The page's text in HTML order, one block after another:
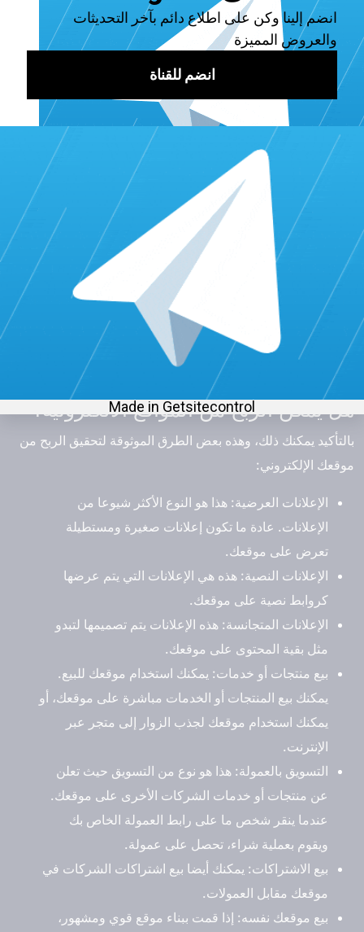
كم زائر تحتاج لتربح 100 دولار؟
لكي تحقق الربح من موقعك، هناك العديد من العوامل التي تؤثر
على حساب الربح وقد تتغير في أي وقت. إذا افترضنا أنك تكسب
متوسط ​​10 دولارات لكل ألف زائر، فستحتاج إلى 10,000 زائر
لكسب 100 دولار.
كما يجب أن نلاحظ أن جميع الزوار ليسوا متساويين. فبعض الزوار
أكثر احتمالية للدخول على الإعلانات أو إجراء عمليات الشراء من
غيرهم. وهذا يعني أنه تحتاج 10,000 زائر قابل للزيادة والنقصان
علاوة على ذلك، يوفر " برنس سيرفسس
" خدمات زيادة عدد
زيارات موقعك ب 1000 زائر عبر الترافيك، بطرق متنوعة
ومبتكرة. بإمكانك اختيار استهداف الزوار من مناطق جغرافية
محددة، وتحديد الاهتمامات والفئات العمرية المستهدفة، والحصول
على أفضل التقارير عن أداء الزيارات.
هل يمكن الربح من المواقع الالكترونية؟
بالتأكيد يمكنك ذلك، وهذه بعض الطرق الموثوقة لتحقيق الربح من
موقعك الإلكتروني:
الإعلانات العرضية: هذا هو النوع الأكثر شيوعا من
الإعلانات. عادة ما تكون إعلانات صغيرة ومستطيلة
تعرض على موقعك.
الإعلانات النصية: هذه هي الإعلانات التي يتم عرضها
كروابط نصية على موقعك.
الإعلانات المتجانسة: هذه الإعلانات يتم تصميمها لتبدو
مثل بقية المحتوى على موقعك.
بيع منتجات أو خدمات: يمكنك استخدام موقعك للبيع.
يمكنك بيع المنتجات أو الخدمات مباشرة على موقعك، أو
يمكنك استخدام موقعك لجذب الزوار إلى متجر عبر
الإنترنت.
التسويق بالعمولة: هذا هو نوع من التسويق حيث تعلن
عن منتجات أو خدمات الشركات الأخرى على موقعك.
عندما ينقر شخص ما على رابط العمولة الخاص بك
ويقوم بعملية شراء، تحصل على عمولة.
بيع الاشتراكات: يمكنك أيضا بيع اشتراكات الشركات في
موقعك مقابل العمولات.
بيع موقعك نفسه: إذا قمت ببناء موقع قوي ومشهور،